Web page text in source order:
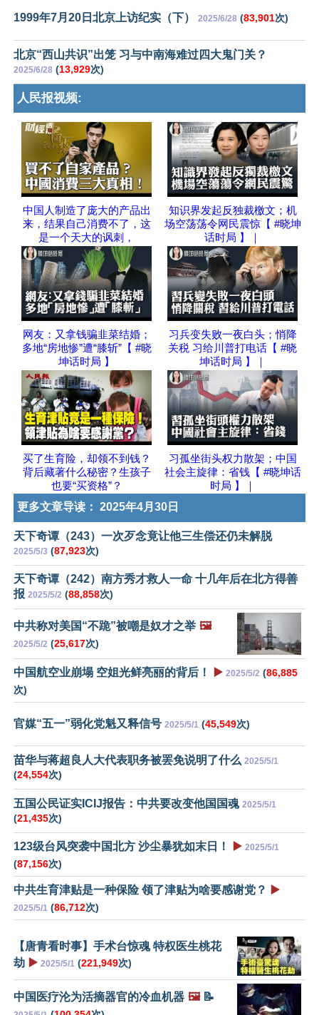
1999年7月20日北京上访纪实（下） 2025/6/28 (83,901次)
北京“西山共识”出笼 习与中南海难过四大鬼门关？
2025/6/28 (13,929次)
人民报视频:
中国人制造了庞大的产品出
来，结果自己消费不了，这
是一个天大的讽刺，
知识界发起反独裁檄文；机
场空荡荡令网民震惊【 #晓坤
话时局 】｜
网友：又拿钱骗韭菜结婚；
多地“房地惨”遭“膝斩”【 #晓
坤话时局 】
习兵变失败一夜白头；悄降
关税 习给川普打电话【 #晓
坤话时局 】｜
买了生育险，却领不到钱？
背后藏著什么秘密？生孩子
也要“买资格”？
习孤坐街头权力散架；中国
社会主旋律：省钱【 #晓坤话
时局 】｜
更多文章导读： 2025年4月30日
天下奇谭（243）一次歹念竟让他三生偿还仍未解脱
2025/5/3 (87,923次)
天下奇谭（242）南方秀才救人一命 十几年后在北方得善
报 2025/5/2 (88,858次)
中共称对美国“不跪”被嘲是奴才之举 🖼️
2025/5/2 (25,617次)
中国航空业崩塌 空姐光鲜亮丽的背后！ ▶️ 2025/5/2 (86,885
次)
官媒“五一”弱化党魁又释信号 2025/5/1 (45,549次)
苗华与蒋超良人大代表职务被罢免说明了什么 2025/5/1
(24,554次)
五国公民证实ICIJ报告：中共要改变他国国魂 2025/5/1
(21,435次)
123级台风突袭中国北方 沙尘暴犹如末日！ ▶️ 2025/5/1
(87,156次)
中共生育津贴是一种保险 领了津贴为啥要感谢党？ ▶️
2025/5/1 (86,712次)
【唐青看时事】手术台惊魂 特权医生桃花
劫 ▶️ 2025/5/1 (221,949次)
中国医疗沦为活摘器官的冷血机器 🖼️📝